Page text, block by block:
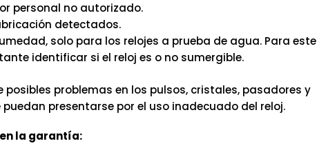
personal no autorizado.
detectados.
solo para los relojes a prueba de agua. Para este
identificar si el reloj es o no sumergible.
problemas en los pulsos, cristales, pasadores y
presentarse por el uso inadecuado del reloj.
la garantía: